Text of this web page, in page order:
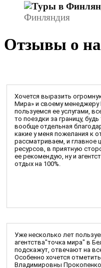
Финляндия
Отзывы о
Хочется выразить
Мира» и своему менеджеру
пользуемся ее услугами,
то поездки за границу,
вообще отдельная
какие у меня пожелания к
рассматриваем, и главное
ресурсов, в приятную
ее рекомендую, ну и
отдых на 100%.
Уже несколько лет
агентства"точка мира" в
подскажут, отвечают на
Особенно хочется
Владимировны